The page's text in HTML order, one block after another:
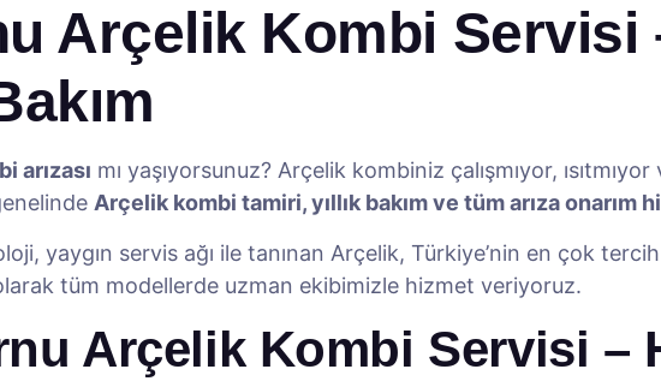
Arçelik Kombi Servisi
arızası mı yaşıyorsunuz? Arçelik kombiniz çalışmıyor,
Arçelik kombi tamiri, yıllık bakım ve tüm arıza onarım
yaygın servis ağı ile tanınan Arçelik, Türkiye’nin en çok
tüm modellerde uzman ekibimizle hizmet veriyoruz.
Arçelik Kombi Servisi –